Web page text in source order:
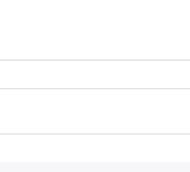
automaticky při